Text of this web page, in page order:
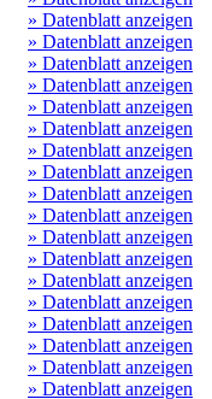
» Datenblatt anzeigen
» Datenblatt anzeigen
» Datenblatt anzeigen
» Datenblatt anzeigen
» Datenblatt anzeigen
» Datenblatt anzeigen
» Datenblatt anzeigen
» Datenblatt anzeigen
» Datenblatt anzeigen
» Datenblatt anzeigen
» Datenblatt anzeigen
» Datenblatt anzeigen
» Datenblatt anzeigen
» Datenblatt anzeigen
» Datenblatt anzeigen
» Datenblatt anzeigen
» Datenblatt anzeigen
» Datenblatt anzeigen